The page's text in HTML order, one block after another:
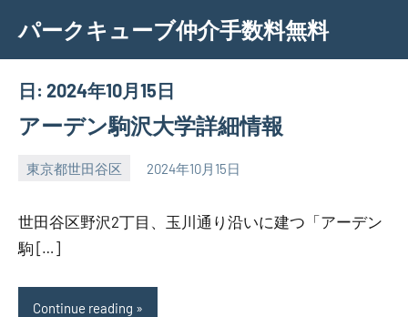
content
パークキューブ仲介手数料無料
日: 2024年10月15日
アーデン駒沢大学詳細情報
東京都世田谷区 2024年10月15日
SEZIMO
世田谷区野沢2丁目、玉川通り沿いに建つ「アーデン
駒 […]
Continue reading